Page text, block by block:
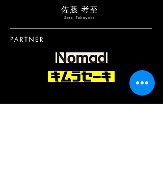
佐藤 考至
Sato Takayuki
PARTNER